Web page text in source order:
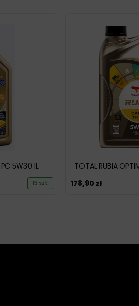
5W30 1L
15 szt.
TOTAL RUBIA
178,90 zł